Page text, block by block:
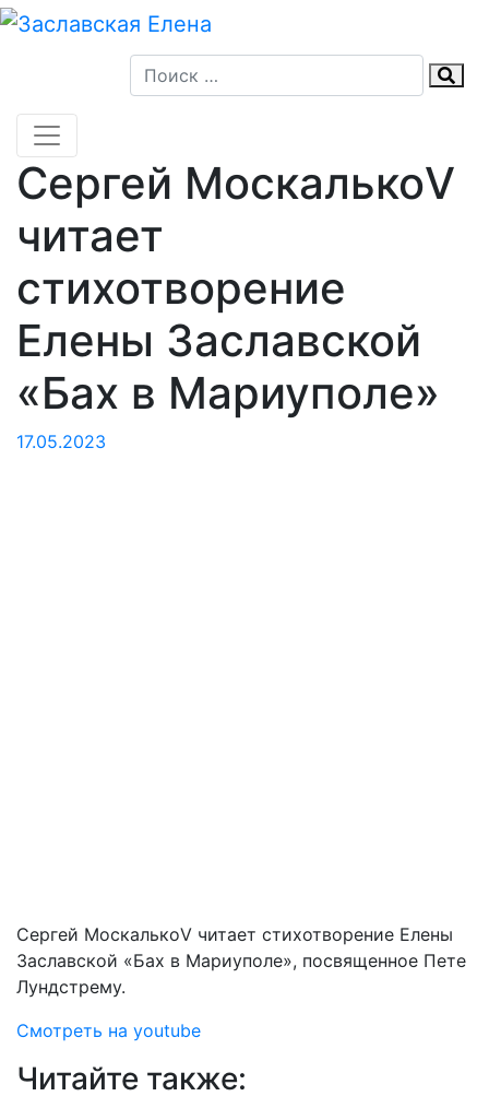
Skip
Сергей МоскалькоV
читает
стихотворение
Елены Заславской
«Бах в Мариуполе»
17.05.2023
Сергей МоскалькоV читает стихотворение Елены
Заславской «Бах в Мариуполе», посвященное Пете
Лундстрему.
Смотреть на youtube
Читайте также: